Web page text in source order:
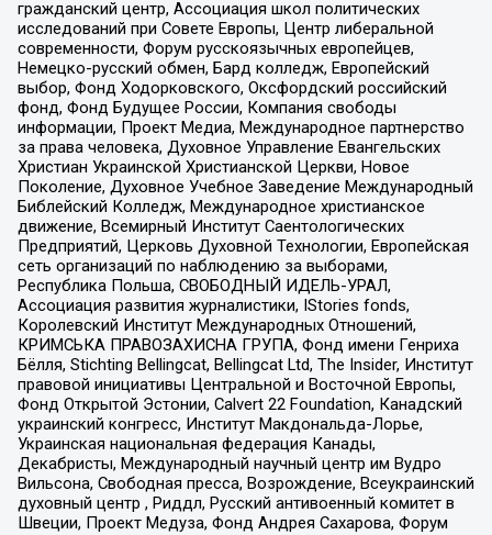
гражданский центр, Ассоциация школ политических
исследований при Совете Европы, Центр либеральной
современности, Форум русскоязычных европейцев,
Немецко-русский обмен, Бард колледж, Европейский
выбор, Фонд Ходорковского, Оксфордский российский
фонд, Фонд Будущее России, Компания свободы
информации, Проект Медиа, Международное партнерство
за права человека, Духовное Управление Евангельских
Христиан Украинской Христианской Церкви, Новое
Поколение, Духовное Учебное Заведение Международный
Библейский Колледж, Международное христианское
движение, Всемирный Институт Саентологических
Предприятий, Церковь Духовной Технологии, Европейская
сеть организаций по наблюдению за выборами,
Республика Польша, СВОБОДНЫЙ ИДЕЛЬ-УРАЛ,
Ассоциация развития журналистики, IStories fonds,
Королевский Институт Международных Отношений,
КРИМСЬКА ПРАВОЗАХИСНА ГРУПА, Фонд имени Генриха
Бёлля, Stichting Bellingcat, Bellingcat Ltd, The Insider, Институт
правовой инициативы Центральной и Восточной Европы,
Фонд Открытой Эстонии, Calvert 22 Foundation, Канадский
украинский конгресс, Институт Макдональда-Лорье,
Украинская национальная федерация Канады,
Декабристы, Международный научный центр им Вудро
Вильсона, Свободная пресса, Возрождение, Всеукраинский
духовный центр , Риддл, Русский антивоенный комитет в
Швеции, Проект Медуза, Фонд Андрея Сахарова, Форум